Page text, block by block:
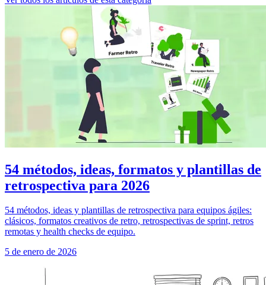
54 métodos, ideas, formatos y plantillas de
retrospectiva para 2026
54 métodos, ideas y plantillas de retrospectiva para equipos ágiles:
clásicos, formatos creativos de retro, retrospectivas de sprint, retros
remotas y health checks de equipo.
5 de enero de 2026